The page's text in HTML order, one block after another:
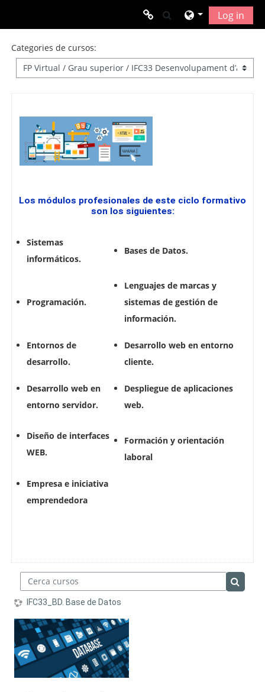
Enllaços d'interès
Web FP Illes balears
TodoFP
CommutaLog in
Categories de cursos:
Los módulos profesionales de este ciclo formativo
son los siguientes:
Sistemas
informáticos.
Bases de Datos.
Programación.
Lenguajes de marcas y
sistemas de gestión de
información.
Entornos de
desarrollo.
Desarrollo web en entorno
cliente.
Desarrollo web en
entorno servidor.
Despliegue de aplicaciones
web.
Diseño de interfaces
WEB.
Formación y orientación
laboral
Empresa e iniciativa
emprendedora
Cerca cursos
Cerca
IFC33_BD. Base de Datos